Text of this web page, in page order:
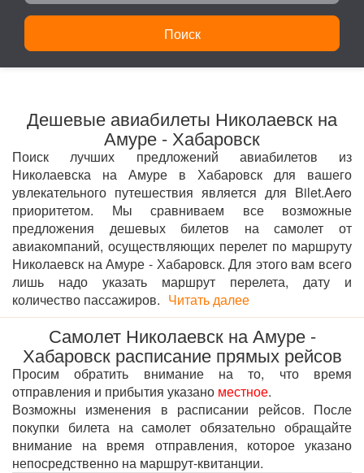
Поиск
Дешевые авиабилеты Николаевск на
Амуре - Хабаровск
Поиск лучших предложений авиабилетов из
Николаевска на Амуре в Хабаровск для вашего
увлекательного путешествия является для Bilet.Aero
приоритетом. Мы сравниваем все возможные
предложения дешевых билетов на самолет от
авиакомпаний, осуществляющих перелет по маршруту
Николаевск на Амуре - Хабаровск. Для этого вам всего
лишь надо указать маршрут перелета, дату и
количество пассажиров. Читать далее
Самолет Николаевск на Амуре -
Хабаровск расписание прямых рейсов
Просим обратить внимание на то, что время
отправления и прибытия указано местное.
Возможны изменения в расписании рейсов. После
покупки билета на самолет обязательно обращайте
внимание на время отправления, которое указано
непосредственно на маршрут-квитанции.